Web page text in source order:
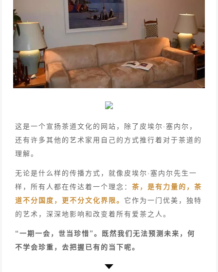
这是一个宣扬茶道文化的网站，除了皮埃尔·塞内尔，
还有许多其他的艺术家用自己的方式推行着对于茶道的
理解。
无论是什么样的传播方式，就像皮埃尔·塞内尔先生一
样，所有人都在传达着一个理念：茶，是有力量的，茶
道不分国度，更不分文化界限。 它作为一门优美，独特
的艺术，深深地影响和改变着所有爱茶之人。
“一期一会，世当珍惜”。既然我们无法预测未来，何
不学会珍重，去把握已有的当下呢。